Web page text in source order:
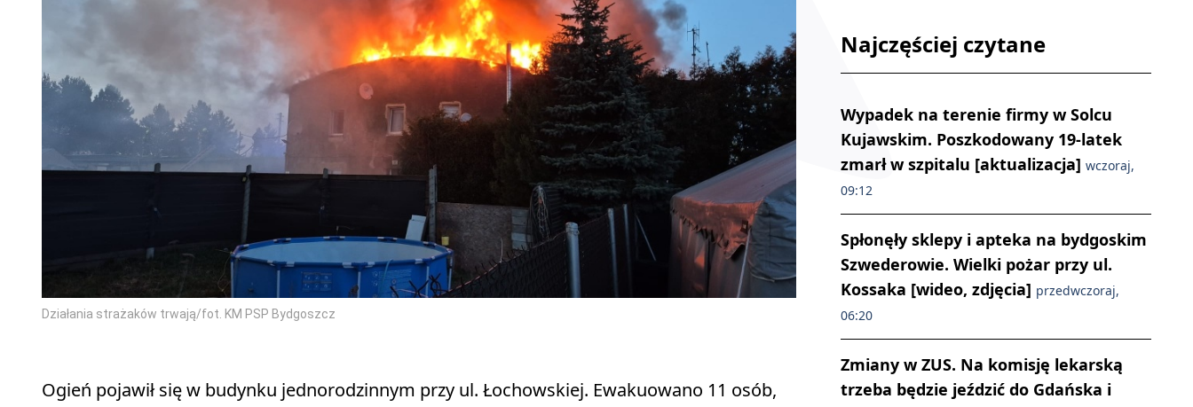
Działania strażaków trwają/fot. KM PSP Bydgoszcz
Ogień pojawił się w budynku jednorodzinnym przy ul. Łochowskiej. Ewakuowano 11 osób,
Najczęściej czytane
Wypadek na terenie firmy w Solcu
Kujawskim. Poszkodowany 19-latek
zmarł w szpitalu [aktualizacja] wczoraj,
09:12
Spłonęły sklepy i apteka na bydgoskim
Szwederowie. Wielki pożar przy ul.
Kossaka [wideo, zdjęcia] przedwczoraj,
06:20
Zmiany w ZUS. Na komisję lekarską
trzeba będzie jeździć do Gdańska i